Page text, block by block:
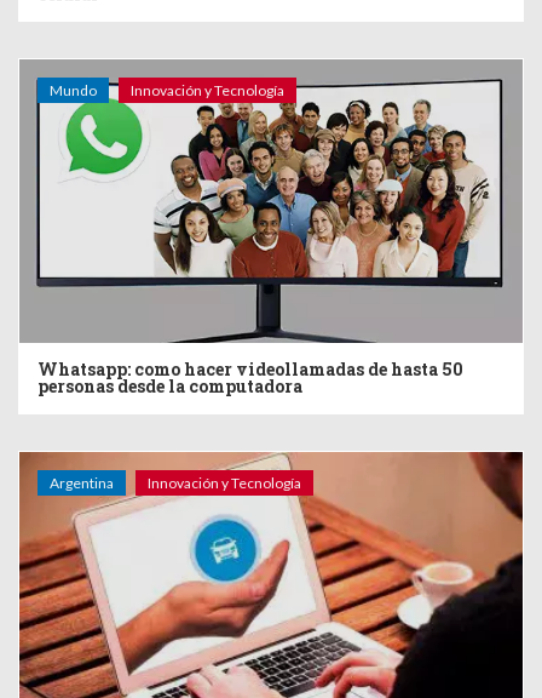
Mundo Innovación y Tecnología
Whatsapp: como hacer videollamadas de hasta 50
personas desde la computadora
Argentina Innovación y Tecnología